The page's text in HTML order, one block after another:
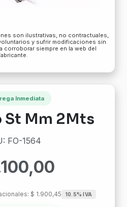
son ilustrativas, no contractuales,
y sufrir modificaciones sin
corroborar siempre en la web del
Inmediata
St Mm 2Mts
FO-1564
$ 1.900,45 10.5% IVA